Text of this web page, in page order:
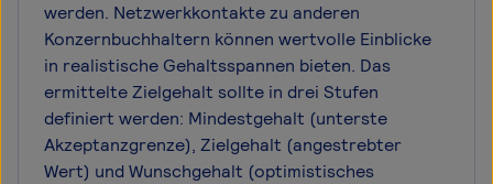
werden. Netzwerkkontakte zu anderen
Konzernbuchhaltern können wertvolle Einblicke
in realistische Gehaltsspannen bieten. Das
ermittelte Zielgehalt sollte in drei Stufen
definiert werden: Mindestgehalt (unterste
Akzeptanzgrenze), Zielgehalt (angestrebter
Wert) und Wunschgehalt (optimistisches